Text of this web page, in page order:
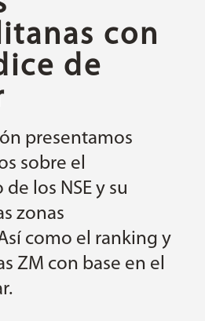
con
de
presentamos
sobre el
los NSE y su
zonas
como el ranking y
ZM con base en el